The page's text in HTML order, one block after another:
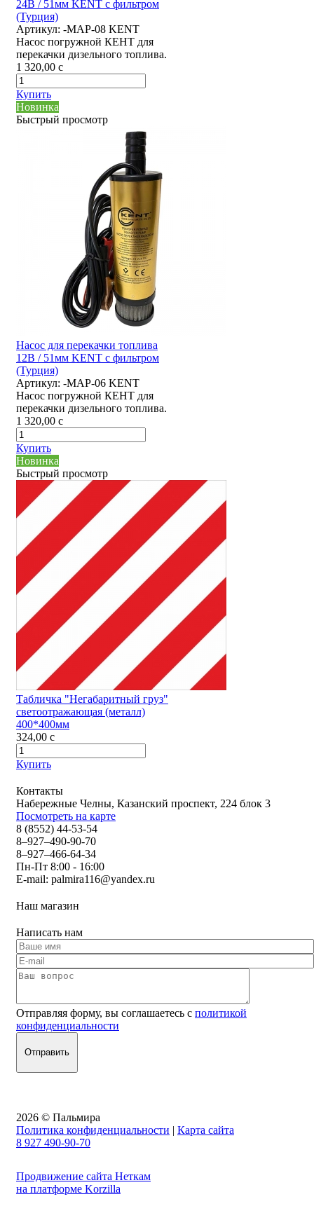
24В / 51мм KENT с фильтром
(Турция)
Артикул: -MAP-08 KENT
Насос погружной КЕНТ для
перекачки дизельного топлива.
1 320,00 c
Купить
Новинка
Быстрый просмотр
Насос для перекачки топлива
12В / 51мм KENT с фильтром
(Турция)
Артикул: -MAP-06 KENT
Насос погружной КЕНТ для
перекачки дизельного топлива.
1 320,00 c
Купить
Новинка
Быстрый просмотр
Табличка "Негабаритный груз"
светоотражающая (металл)
400*400мм
324,00 c
Купить
Контакты
Набережные Челны, Казанский проспект, 224 блок 3
Посмотреть на карте
8 (8552) 44-53-54
8–927–490-90-70
8–927–466-64-34
Пн-Пт 8:00 - 16:00
E-mail: palmira116@yandex.ru
Наш магазин
Написать нам
Отправляя форму, вы соглашаетесь с политикой
конфиденциальности
2026 © Пальмира
Политика конфиденциальности | Карта сайта
8 927 490-90-70
Продвижение сайта Неткам
на платформе Korzilla